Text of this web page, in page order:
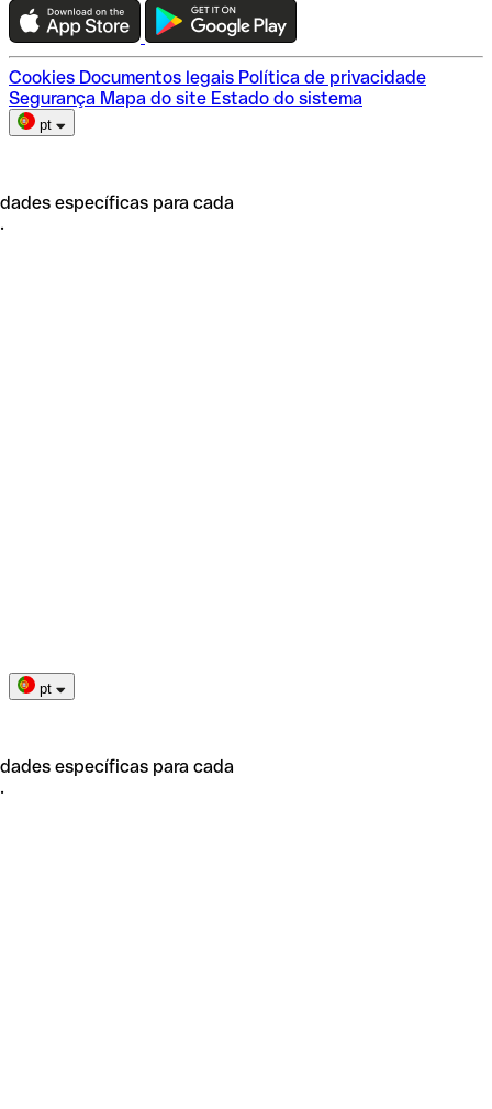
Escolha do plano
Cookies Documentos legais Política de privacidade
Segurança Mapa do site Estado do sistema
pt
específicas para cada
pt
específicas para cada